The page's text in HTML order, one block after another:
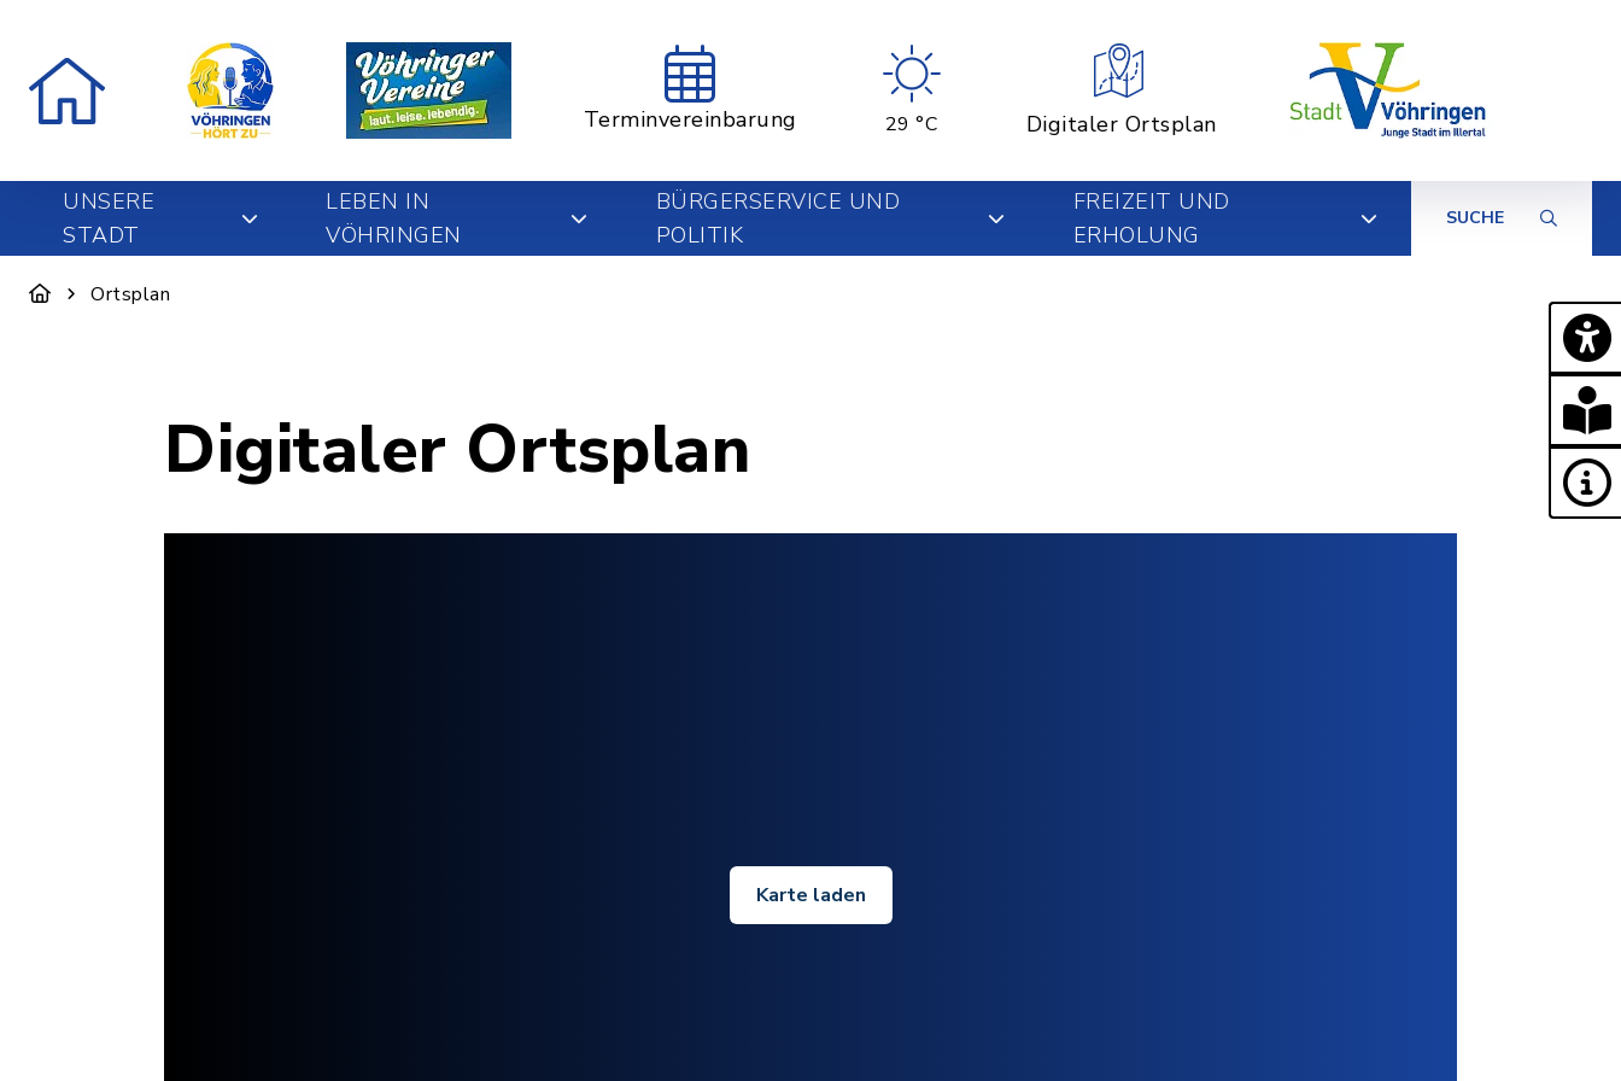
Terminvereinbarung 29 °C Digitaler Ortsplan
UNSERE
STADT
LEBEN IN
VÖHRINGEN
BÜRGERSERVICE UND
POLITIK
FREIZEIT UND
ERHOLUNG
SUCHE
Ortsplan
Digitaler Ortsplan
Karte laden